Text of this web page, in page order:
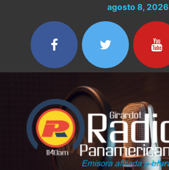
contenido
agosto 8, 2026